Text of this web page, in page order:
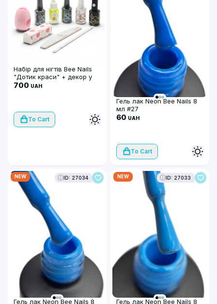
Набір для нігтів Bee Nails
"Дотик краси" + декор у
подарунок
700 UAH
To Cart
Гель лак Neon Bee Nails 8
мл #27
60 UAH
To Cart
NEW ID: 27034
Гель лак Neon Bee Nails 8
NEW ID: 27033
Гель лак Neon Bee Nails 8